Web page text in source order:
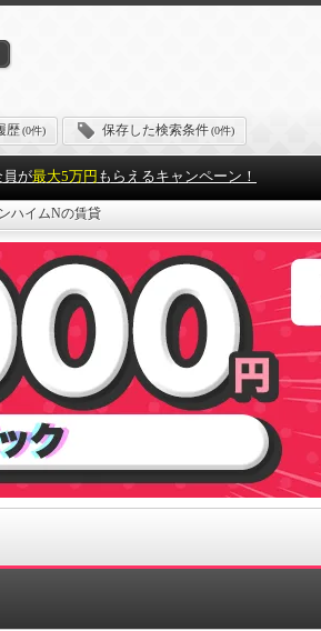
歴(0件) 保存した検索条件(0件)
員が最大5万円 もらえるキャンペーン！
ハイムNの賃貸